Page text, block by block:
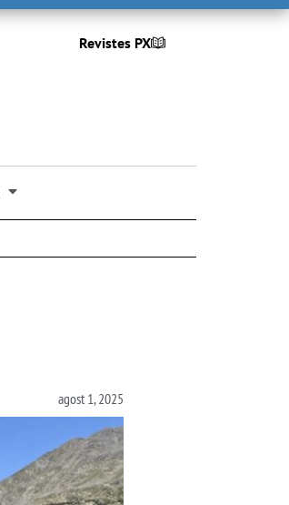
Revistes PX
agost 1, 2025